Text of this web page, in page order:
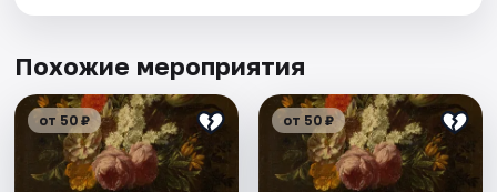
Похожие мероприятия
от 50 ₽ от 50 ₽